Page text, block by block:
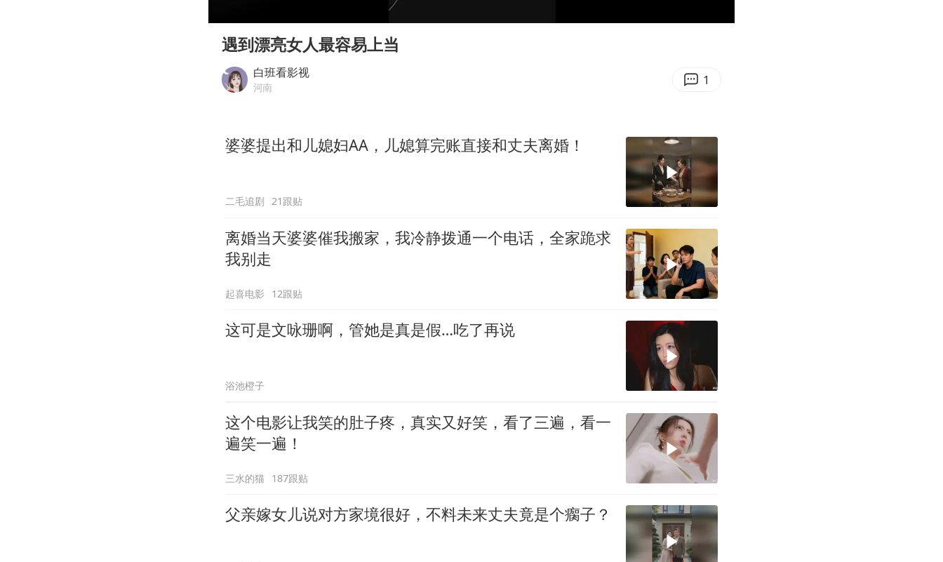
村民谈“梅姨”：叫的其实是“媒姨”
中国养老床位“三连降”
郑国霖回应去景区上班被保安拦下
遇到漂亮女人最容易上当
白班看影视
河南 1
婆婆提出和儿媳妇AA，儿媳算完账直接和丈夫离婚！
二毛追剧 21跟贴
离婚当天婆婆催我搬家，我冷静拨通一个电话，全家跪求
我别走
起喜电影 12跟贴
这可是文咏珊啊，管她是真是假…吃了再说
浴池橙子
这个电影让我笑的肚子疼，真实又好笑，看了三遍，看一
遍笑一遍！
三水的猫 187跟贴
父亲嫁女儿说对方家境很好，不料未来丈夫竟是个瘸子？